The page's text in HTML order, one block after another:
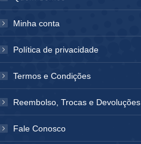
Minha conta
Política de privacidade
Termos e Condições
Reembolso, Trocas e Devoluções
Fale Conosco